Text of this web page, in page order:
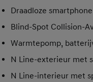
Draadloze
Blind-Spot Collision-
Warmtepomp,
N Line-exterieur met
N Line-interieur met